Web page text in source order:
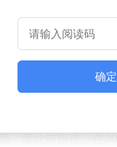
军也在直播中作出
小米是否将进入美
是美国同行或供应
。据此前报道，在
确定